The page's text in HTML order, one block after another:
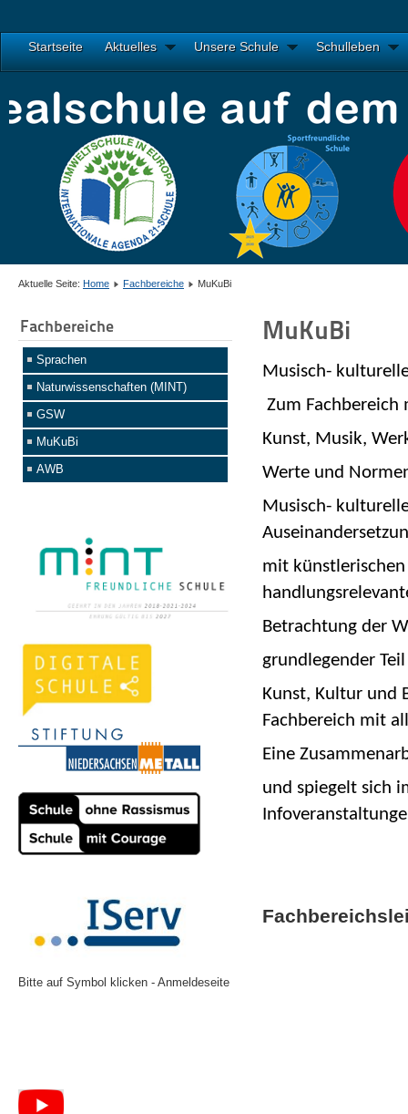
Startseite Aktuelles Unsere Schule Schulleben
Aktuelle Seite: Home Fachbereiche MuKuBi
Fachbereiche
Sprachen
Naturwissenschaften (MINT)
GSW
MuKuBi
AWB
Bitte auf Symbol klicken - Anmeldeseite
MuKuBi
Musisch-
Zum Fachbereich
Kunst, Musik,
Werte und
Musisch-
mit
Betrachtung der
grundlegender
Kunst, Kultur und
Fachbereich mit
Eine
und spiegelt sich